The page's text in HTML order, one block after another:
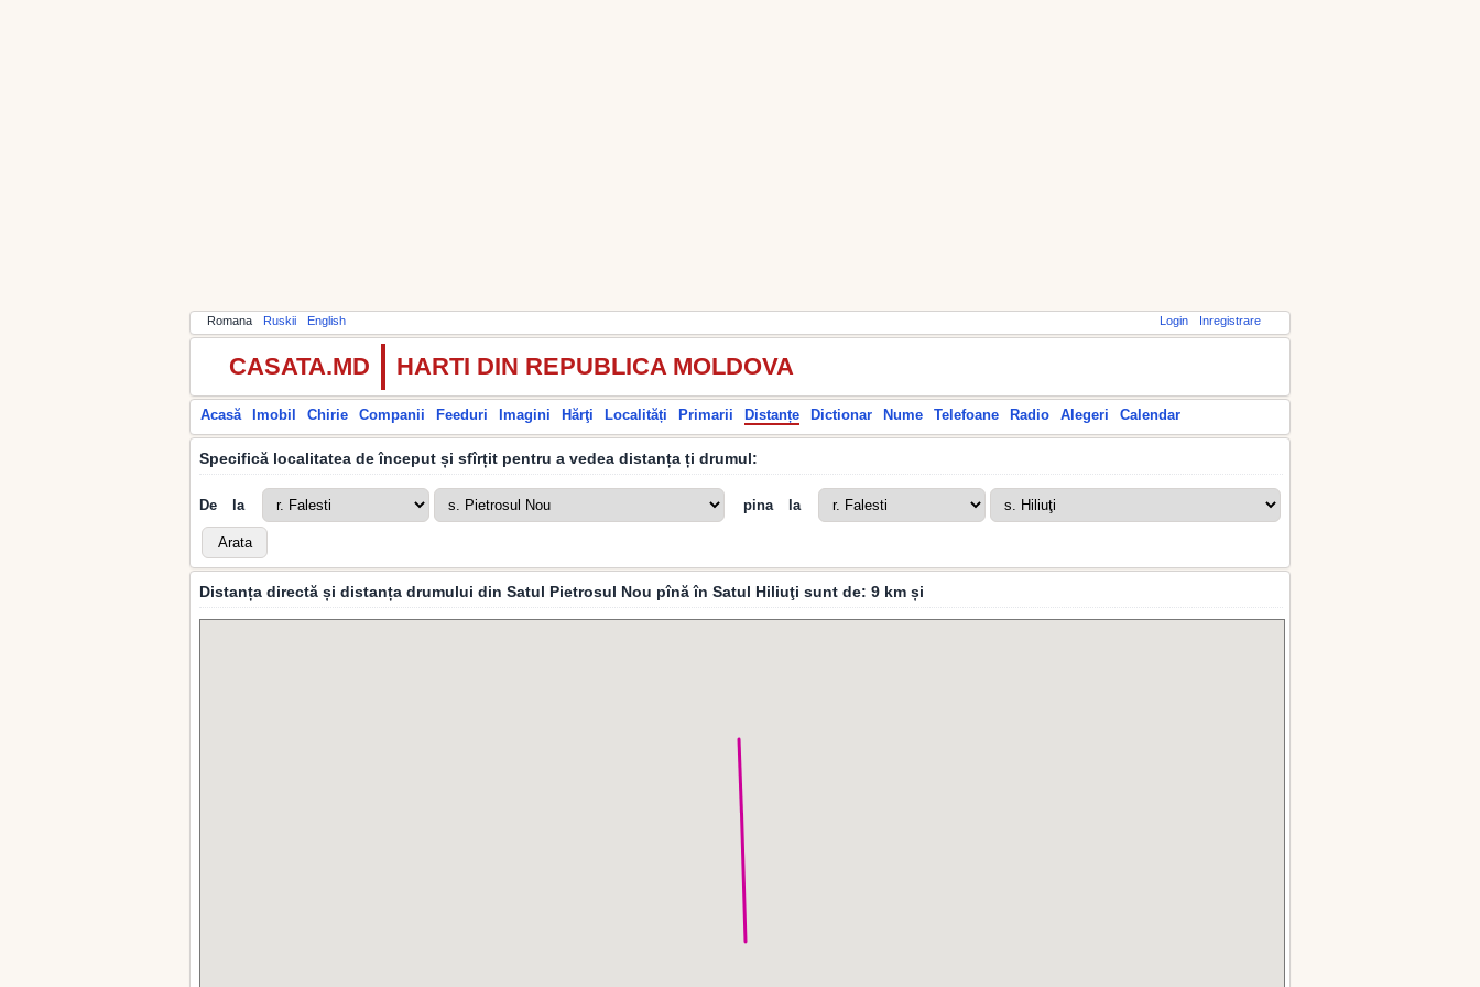
Romana Ruskii English Login Inregistrare
CASATA.MD HARTI DIN REPUBLICA MOLDOVA
Acasă Imobil Chirie Companii Feeduri Imagini Hărţi Localități Primarii Distanțe Dictionar Nume Telefoane Radio Alegeri Calendar
Specifică localitatea de început și sfîrțit pentru a vedea distanța ți drumul:
De la pina la
Distanța directă și distanța drumului din Satul Pietrosul Nou pînă în Satul Hiliuţi sunt de: 9 km și